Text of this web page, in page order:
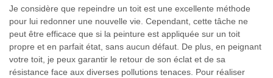
Je considère que repeindre un toit est une excellente méthode
pour lui redonner une nouvelle vie. Cependant, cette tâche ne
peut être efficace que si la peinture est appliquée sur un toit
propre et en parfait état, sans aucun défaut. De plus, en peignant
votre toit, je peux garantir le retour de son éclat et de sa
résistance face aux diverses pollutions tenaces. Pour réaliser